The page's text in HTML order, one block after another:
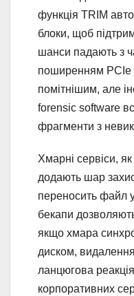
функція TRIM
блоки, щоб
шанси падають з
поширенням PCIe
помітнішим, але
forensic software
фрагменти з
Хмарні сервіси,
додають шар
переносить файл
бекапи
якщо хмара
диском,
ланцюгова
корпоративних